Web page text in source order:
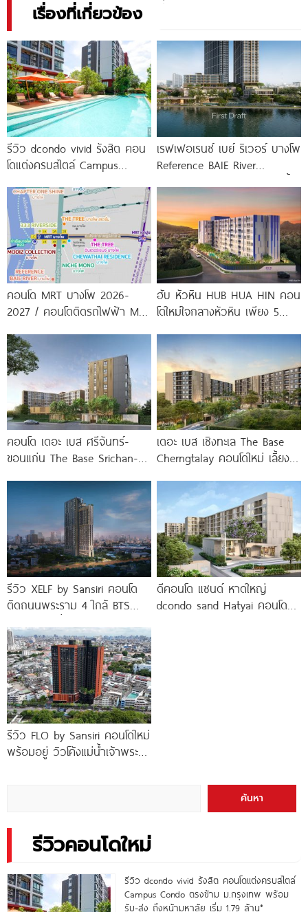
เรื่องที่เกี่ยวข้อง
รีวิว dcondo vivid รังสิต คอน
โดแต่งครบสไตล์ Campus
พร้อมรับ-ส่ง
เรฟเฟอเรนซ์ เบย์ ริเวอร์ บางโพ
Reference BAIE River
จาก
คอนโด MRT บางโพ 2026-
2027 / คอนโดติดรถไฟฟ้า MRT
ฮับ หัวหิน HUB HUA HIN คอน
โดใหม่ใจกลางหัวหิน เพียง 5
คอนโด เดอะ เบส ศรีจันทร์-
ขอนแก่น The Base Srichan-
ขอนแก่น
เดอะ เบส เชิงทะเล The Base
Cherngtalay คอนโดใหม่ เลี้ยง
รีวิว XELF by Sansiri คอนโด
ติดถนนพระราม 4 ใกล้ BTS
ดีคอนโด แซนด์ หาดใหญ่
dcondo sand Hatyai คอนโด
รีวิว FLO by Sansiri คอนโดใหม่
พร้อมอยู่ วิวโค้งแม่น้ำเจ้าพระยา
ค้นหา
รีวิวคอนโดใหม่
รีวิว dcondo vivid รังสิต คอนโดแต่งครบสไตล์
Campus Condo ตรงข้าม ม.กรุงเทพ พร้อม
รับ-ส่ง ถึงหน้ามหาลัย เริ่ม 1.79 ล้าน*